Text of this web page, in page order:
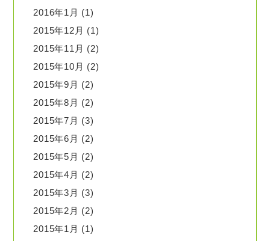
2016年1月 (1)
2015年12月 (1)
2015年11月 (2)
2015年10月 (2)
2015年9月 (2)
2015年8月 (2)
2015年7月 (3)
2015年6月 (2)
2015年5月 (2)
2015年4月 (2)
2015年3月 (3)
2015年2月 (2)
2015年1月 (1)